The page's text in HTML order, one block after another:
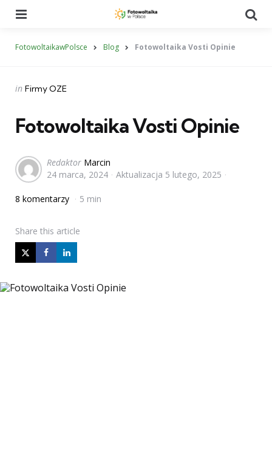
FotowoltaikawPolsce Blog Fotowoltaika Vosti Opinie
Categories
Posted
in Firmy OZE
Fotowoltaika Vosti Opinie
Posted
by
Redaktor Marcin
24 marca, 2024
Aktualizacja 5 lutego, 2025
8 komentarzy 5 min
Share this article